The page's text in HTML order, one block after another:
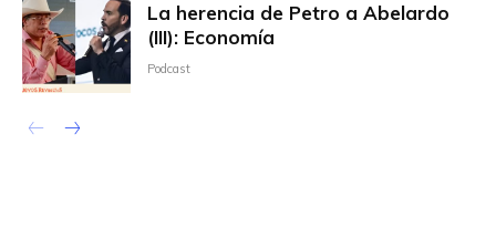
La herencia de Petro a Abelardo
(III): Economía
Podcast